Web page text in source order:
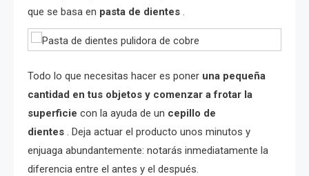
que se basa en pasta de dientes .
Todo lo que necesitas hacer es poner una pequeña
cantidad en tus objetos y comenzar a frotar la
superficie con la ayuda de un cepillo de
dientes . Deja actuar el producto unos minutos y
enjuaga abundantemente: notarás inmediatamente la
diferencia entre el antes y el después.